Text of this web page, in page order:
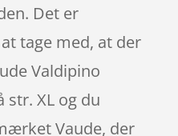
Det er
tage med, at der
Valdipino
str. XL og du
Vaude, der